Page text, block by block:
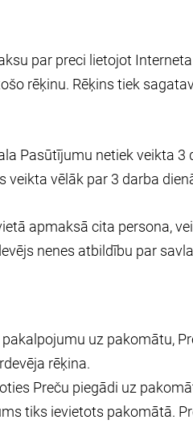
par preci lietojot
rēķinu. Rēķins tiek
Pasūtījumu netiek veikta 3
veikta vēlāk par 3 darba
apmaksā cita persona,
nenes atbildību par
uz pakomātu,
rēķina.
Preču piegādi uz
tiks ievietots pakomātā.